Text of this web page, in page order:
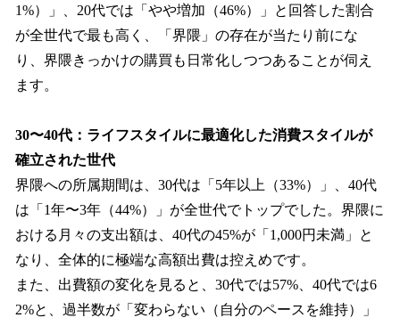
1%）」、20代では「やや増加（46%）」と回答した割合
が全世代で最も高く、「界隈」の存在が当たり前にな
り、界隈きっかけの購買も日常化しつつあることが伺え
ます。
30〜40代：ライフスタイルに最適化した消費スタイルが
確立された世代
界隈への所属期間は、30代は「5年以上（33%）」、40代
は「1年〜3年（44%）」が全世代でトップでした。界隈に
おける月々の支出額は、40代の45%が「1,000円未満」と
なり、全体的に極端な高額出費は控えめです。
また、出費額の変化を見ると、30代では57%、40代では6
2%と、過半数が「変わらない（自分のペースを維持）」